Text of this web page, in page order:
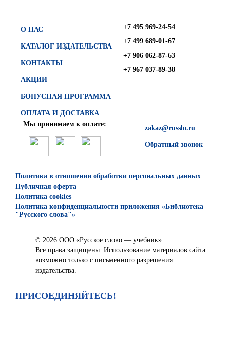
О НАС
КАТАЛОГ ИЗДАТЕЛЬСТВА
КОНТАКТЫ
АКЦИИ
БОНУСНАЯ ПРОГРАММА
ОПЛАТА И ДОСТАВКА
+7 495 969-24-54
+7 499 689-01-67
+7 906 062-87-63
+7 967 037-89-38
zakaz@russlo.ru
Обратный звонок
Мы принимаем к оплате:
Политика в отношении обработки персональных данных
Публичная оферта
Политика cookies
Политика конфиденциальности приложения «Библиотека
"Русского слова"»
© 2026 ООО «Русское слово — учебник»
Все права защищены. Использование материалов сайта
возможно только с письменного разрешения
издательства.
ПРИСОЕДИНЯЙТЕСЬ!